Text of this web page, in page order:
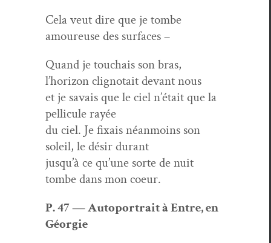
Cela veut dire que je tombe
amoureuse des surfaces –
Quand je touchais son bras,
l’horizon clig­no­tait devant nous
et je savais que le ciel n’était que la
pel­licule rayée
du ciel. Je fix­ais néan­moins son
soleil, le désir durant
jusqu’à ce qu’une sorte de nuit
tombe dans mon coeur.
P. 47 — Auto­por­trait à Entre, en
Géorgie